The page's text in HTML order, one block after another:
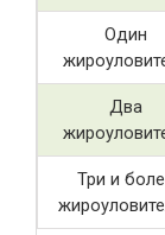
Один
Два
Три и